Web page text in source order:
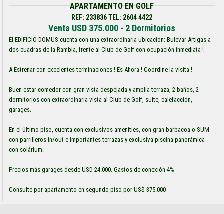
APARTAMENTO EN GOLF
REF: 233836 TEL: 2604 4422
Venta USD 375.000 - 2 Dormitorios
El EDIFICIO DOMUS cuenta con una extraordinaria ubicación: Bulevar Artigas a
dos cuadras de la Rambla, frente al Club de Golf con ocupación inmediata !
A Estrenar con excelentes terminaciones ! Es Ahora ! Coordine la visita !
Buen estar comedor con gran vista despejada y amplia terraza, 2 baños, 2
dormitorios con extraordinaria vista al Club de Golf, suite, calefacción,
garages.
En el último piso, cuenta con exclusivos amenities, con gran barbacoa o SUM
con parrilleros in/out e importantes terrazas y exclusiva piscina panorámica
con solárium.
Precios más garages desde USD 24.000. Gastos de conexión 4%
Consulte por apartamento en segundo piso por US$ 375.000